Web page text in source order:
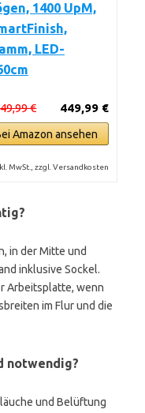
1400 UpM,
LED-
449,99 €
€
Amazon ansehen
MwSt., zzgl. Versandkosten
in der Mitte und
inklusive Sockel.
Arbeitsplatte, wenn
im Flur und die
notwendig?
und Belüftung